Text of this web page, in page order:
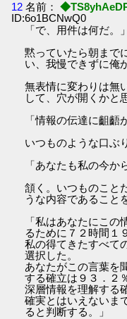
12 名前：
ID:6o1BCNwQ0
「で、用件は何だ。」
黙っていたら朝まで
い、我慢できずに俺
無表情に変わりは無
して、穴が開くかと
「情報の伝達に齟齬
いつものような口ぶ
「あなたも私の今か
頷く。いつものこと
うな内容であること
「私はあなたにこの
るために７２時間１
私の得てきたすべて
選択した。
あなたがこの言葉を
する確立は９３．２
深層情報を理解する
確実とはいえないま
ると判断する。」